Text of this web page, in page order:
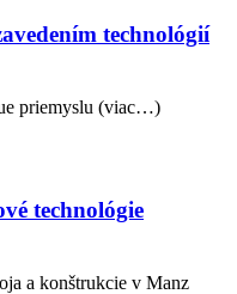
technológií
priemyslu (viac…)
technológie
a konštrukcie v Manz